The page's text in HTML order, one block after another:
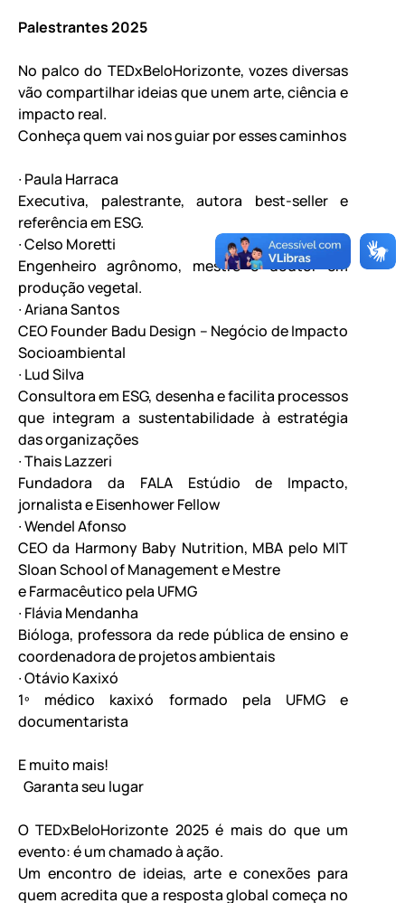
Palestrantes 2025
No palco do TEDxBeloHorizonte, vozes diversas
vão compartilhar ideias que unem arte, ciência e
impacto real.
Conheça quem vai nos guiar por esses caminhos
∙ Paula Harraca
Executiva, palestrante, autora best-seller e
referência em ESG.
∙ Celso Moretti
Engenheiro agrônomo, mestre e doutor em
produção vegetal.
∙ Ariana Santos
CEO Founder Badu Design – Negócio de Impacto
Socioambiental
∙ Lud Silva
Consultora em ESG, desenha e facilita processos
que integram a sustentabilidade à estratégia
das organizações
∙ Thais Lazzeri
Fundadora da FALA Estúdio de Impacto,
jornalista e Eisenhower Fellow
∙ Wendel Afonso
CEO da Harmony Baby Nutrition, MBA pelo MIT
Sloan School of Management e Mestre
e Farmacêutico pela UFMG
∙ Flávia Mendanha
Bióloga, professora da rede pública de ensino e
coordenadora de projetos ambientais
∙ Otávio Kaxixó
1º médico kaxixó formado pela UFMG e
documentarista
E muito mais!
Garanta seu lugar
O TEDxBeloHorizonte 2025 é mais do que um
evento: é um chamado à ação.
Um encontro de ideias, arte e conexões para
quem acredita que a resposta global começa no